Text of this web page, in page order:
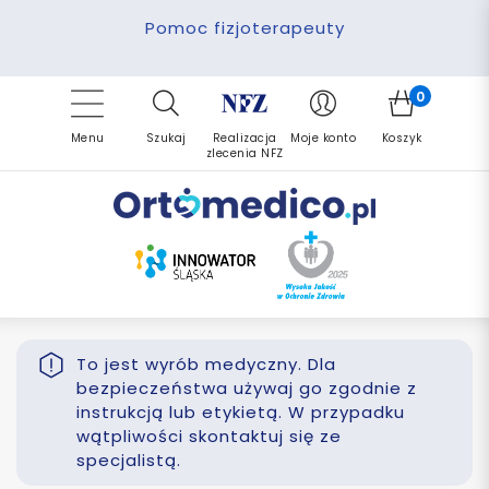
Darmowa dostawa
Pomoc fizjoterapeuty
Finansowanie PFRON
Refundacja NFZ
Zrealizuj zlecenie ponownie
Menu Szukaj
Realizacja
zlecenia NFZ
Moje konto
0
Koszyk
To jest wyrób medyczny. Dla
bezpieczeństwa używaj go zgodnie z
instrukcją lub etykietą. W przypadku
wątpliwości skontaktuj się ze
specjalistą.